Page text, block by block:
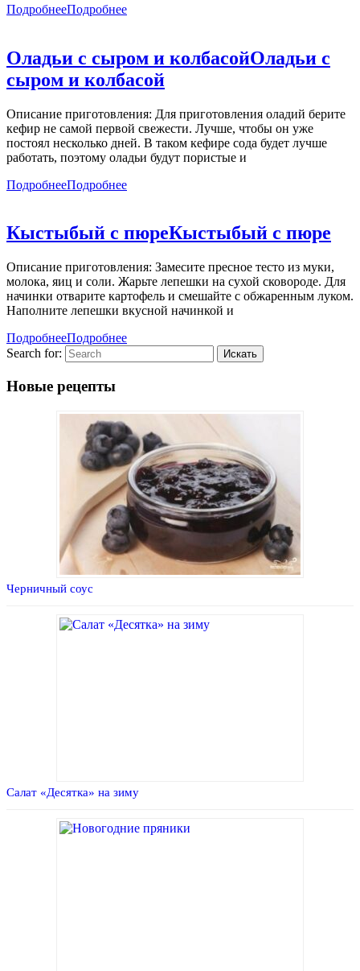
ПодробнееПодробнее
Оладьи с сыром и колбасойОладьи с
сыром и колбасой
Описание приготовления: Для приготовления оладий берите
кефир не самой первой свежести. Лучше, чтобы он уже
постоял несколько дней. В таком кефире сода будет лучше
работать, поэтому оладьи будут пористые и
ПодробнееПодробнее
Кыстыбый с пюреКыстыбый с пюре
Описание приготовления: Замесите пресное тесто из муки,
молока, яиц и соли. Жарьте лепешки на сухой сковороде. Для
начинки отварите картофель и смешайте с обжаренным луком.
Наполните лепешки вкусной начинкой и
ПодробнееПодробнее
Search for:
Новые рецепты
Черничный соус
Салат «Десятка» на зиму